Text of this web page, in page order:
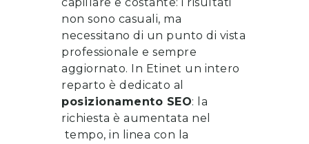
non sono casuali, ma
necessitano di un punto di vista
professionale e sempre
aggiornato. In Etinet un intero
reparto è dedicato al
posizionamento SEO: la
richiesta è aumentata nel
tempo, in linea con la